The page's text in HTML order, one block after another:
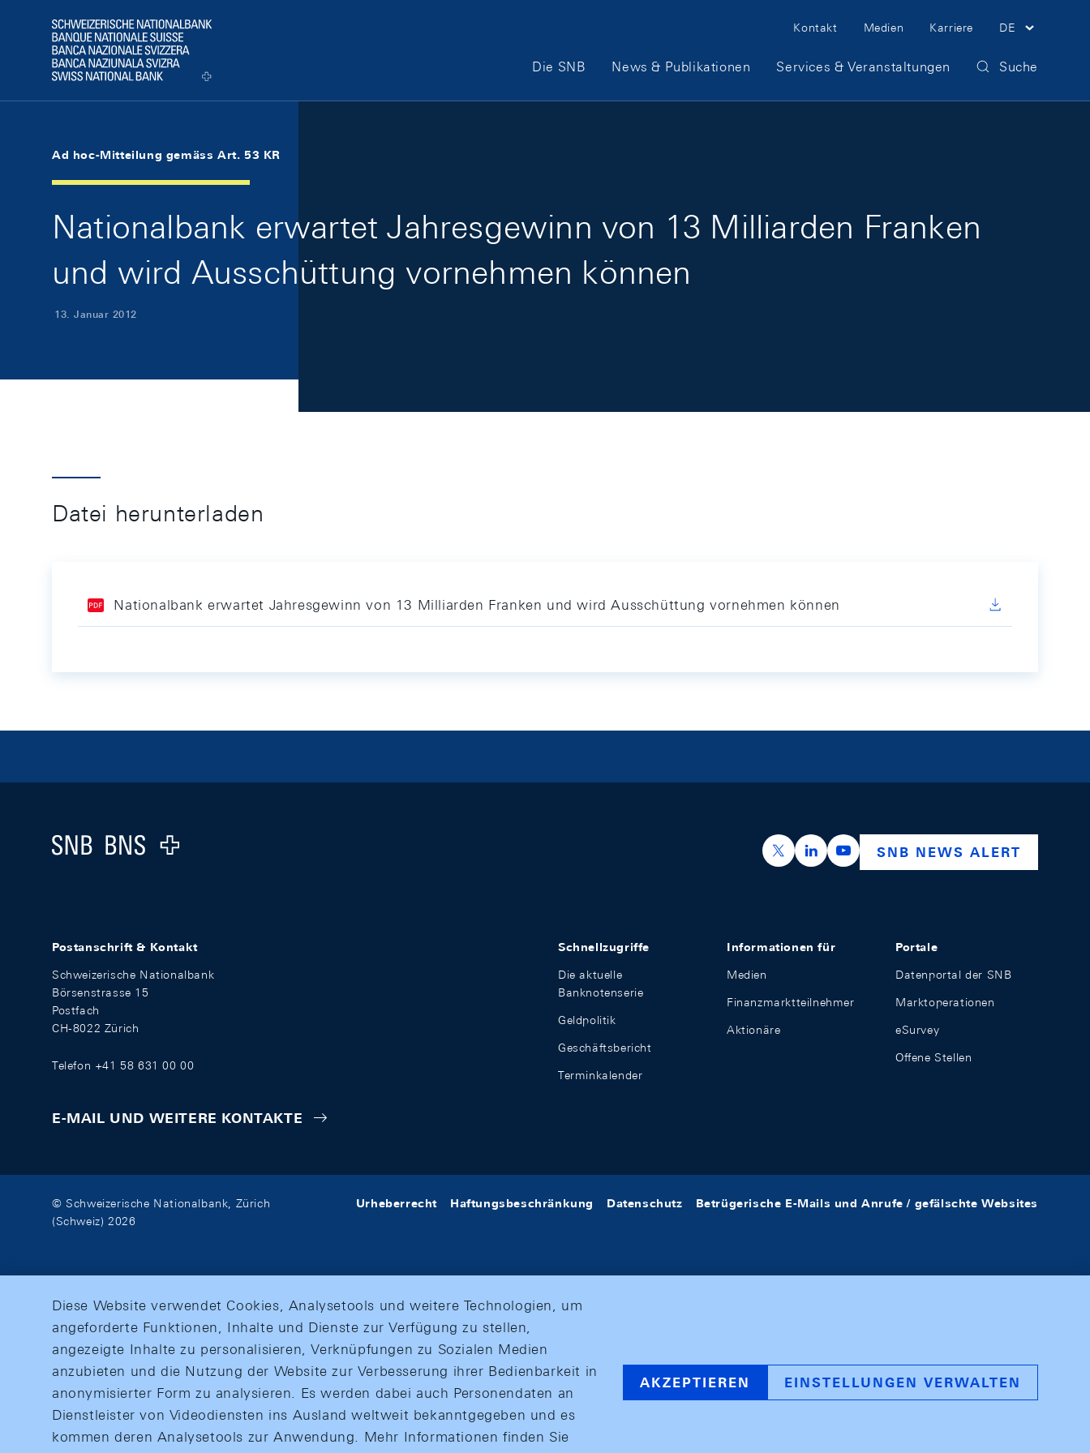
Logo
Meta Navigation
Kontakt Medien Karriere DE
Hauptnavigation
Die SNB News & Publikationen Services & Veranstaltungen Suche
Ad hoc-Mitteilung gemäss Art. 53 KR
Nationalbank erwartet Jahresgewinn von 13 Milliarden Franken
und wird Ausschüttung vornehmen können
13. Januar 2012
Datei herunterladen
Nationalbank erwartet Jahresgewinn von 13 Milliarden Franken und wird Ausschüttung vornehmen können
Logo
https://x.com/snb_bns
https://ch.linkedin.com/company/swiss-
https://www.youtube.com/
SNB NEWS ALERT
Postanschrift & Kontakt
Schweizerische Nationalbank
Börsenstrasse 15
Postfach
CH-8022 Zürich
Telefon +41 58 631 00 00
E-MAIL UND WEITERE KONTAKTE
Schnellzugriffe
Die aktuelle
Banknotenserie
Geldpolitik
Geschäftsbericht
Terminkalender
Informationen für
Medien
Finanzmarktteilnehmer
Aktionäre
Portale
Datenportal der SNB
Marktoperationen
eSurvey
Offene Stellen
© Schweizerische Nationalbank, Zürich
(Schweiz) 2026
Urheberrecht Haftungsbeschränkung Datenschutz Betrügerische E-Mails und Anrufe / gefälschte Websites
Diese Website verwendet Cookies, Analysetools und weitere Technologien, um
angeforderte Funktionen, Inhalte und Dienste zur Verfügung zu stellen,
angezeigte Inhalte zu personalisieren, Verknüpfungen zu Sozialen Medien
anzubieten und die Nutzung der Website zur Verbesserung ihrer Bedienbarkeit in
anonymisierter Form zu analysieren. Es werden dabei auch Personendaten an
Dienstleister von Videodiensten ins Ausland weltweit bekanntgegeben und es
kommen deren Analysetools zur Anwendung. Mehr Informationen finden Sie
AKZEPTIEREN EINSTELLUNGEN VERWALTEN